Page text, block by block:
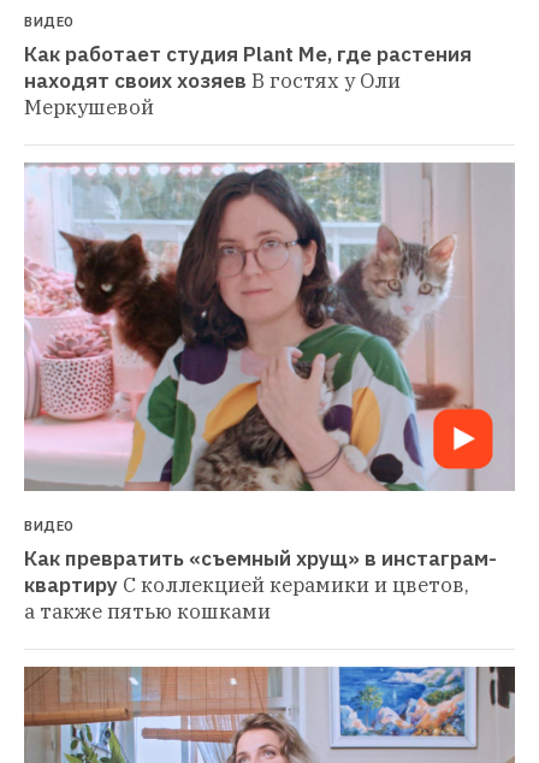
ВИДЕО
Как работает студия Plant Me, где растения
находят своих хозяев В гостях у Оли
Меркушевой
ВИДЕО
Как превратить «съемный хрущ» в инстаграм-
квартиру С коллекцией керамики и цветов,
а также пятью кошками